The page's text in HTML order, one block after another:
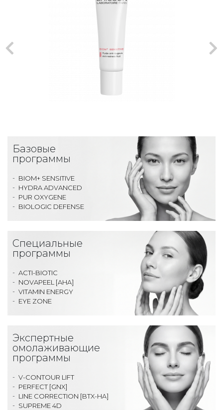
Базовые
программы
BIOM+ SENSITIVE
HYDRA ADVANCED
PUR OXYGENE
BIOLOGIC DEFENSE
Специальные
программы
ACTI-BIOTIC
NOVAPEEL [AHA]
VITAMIN ENERGY
EYE ZONE
Экспертные
омолаживающие
программы
V-CONTOUR LIFT
PERFECT [GNX]
LINE CORRECTION [BTX-HA]
SUPREME 4D